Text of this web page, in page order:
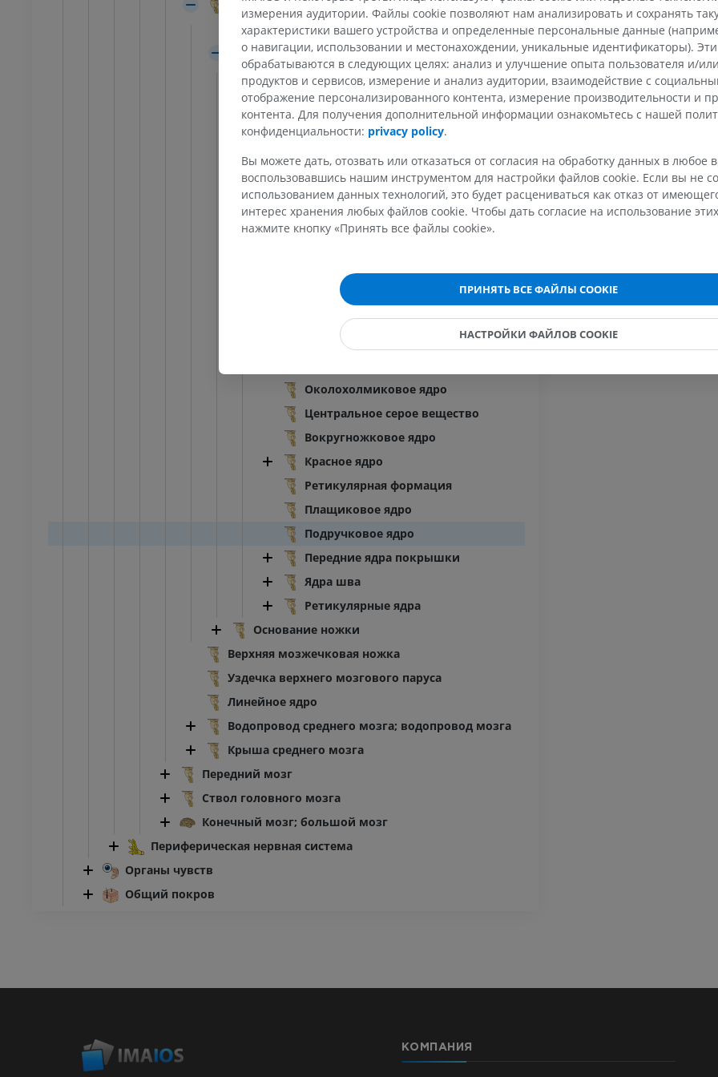
Ножка мозга
Латеральная борозда среднего мозга
Покрышка среднего мозга
Треугольник латеральной петли
Белое вещество
Серое вещество
Ядро глазодвигательного нерва
Ядро глазодвигательного нерва: Добавочные ядра
Интерстициальное ядро
Межножковое ядро
Добавочные ядра зрительного тракта
Заднелатеральное ядро покрышки
Околохолмиковое ядро
Центральное серое вещество
Вокругножковое ядро
Красное ядро
Ретикулярная формация
Плащиковое ядро
Подручковое ядро
Передние ядра покрышки
Ядра шва
Ретикулярные ядра
Основание ножки
Верхняя мозжечковая ножка
Уздечка верхнего мозгового паруса
Линейное ядро
Водопровод среднего мозга; водопровод мозга
Крыша среднего мозга
Передний мозг
Ствол головного мозга
Конечный мозг; большой мозг
Периферическая нервная система
Органы чувств
Общий покров
Нижняя конечность
Иллюстрации
Ankle and foot CT
МРТ кисти
MPT
ПРЕМИУМ
Рентгенография
верхней конечности
Рентгенограммы
Верхняя конечность
Иллюстрации
ПРЕМИУМ
верхней конечности
БЕСПЛАТНО
Фотографии
ПРЕМИУМ
МРТ
MPT
ПРЕМИУМ
КТ-
коленного
МРТ
заднего
МРТ
MPT
Lower limb
КОМПАНИЯ
измерения аудитории. Файлы cookie позволяют нам анализировать и сохранять
характеристики вашего устройства и определенные персональные данные
о навигации, использовании и местонахождении, уникальные идентификаторы).
обрабатываются в следующих целях: анализ и улучшение опыта пользователя и/
продуктов и сервисов, измерение и анализ аудитории, взаимодействие с
отображение персонализированного контента, измерение производительности и
контента. Для получения дополнительной информации ознакомьтесь с нашей
конфиденциальности: privacy policy.
Вы можете дать, отозвать или отказаться от согласия на обработку данных в любое
воспользовавшись нашим инструментом для настройки файлов cookie. Если вы не
использованием данных технологий, это будет расцениваться как отказ от
интерес хранения любых файлов cookie. Чтобы дать согласие на использование
нажмите кнопку «Принять все файлы cookie».
ПРИНЯТЬ ВСЕ ФАЙЛЫ COOKIE
НАСТРОЙКИ ФАЙЛОВ COOKIE